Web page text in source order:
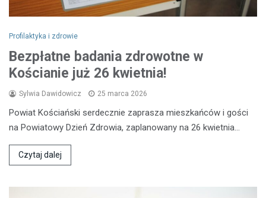
Profilaktyka i zdrowie
Bezpłatne badania zdrowotne w
Kościanie już 26 kwietnia!
Sylwia Dawidowicz 25 marca 2026
Powiat Kościański serdecznie zaprasza mieszkańców i gości
na Powiatowy Dzień Zdrowia, zaplanowany na 26 kwietnia…
Czytaj dalej